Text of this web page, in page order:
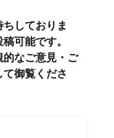
しておりま
可能です。
なご意見・ご
御覧くださ